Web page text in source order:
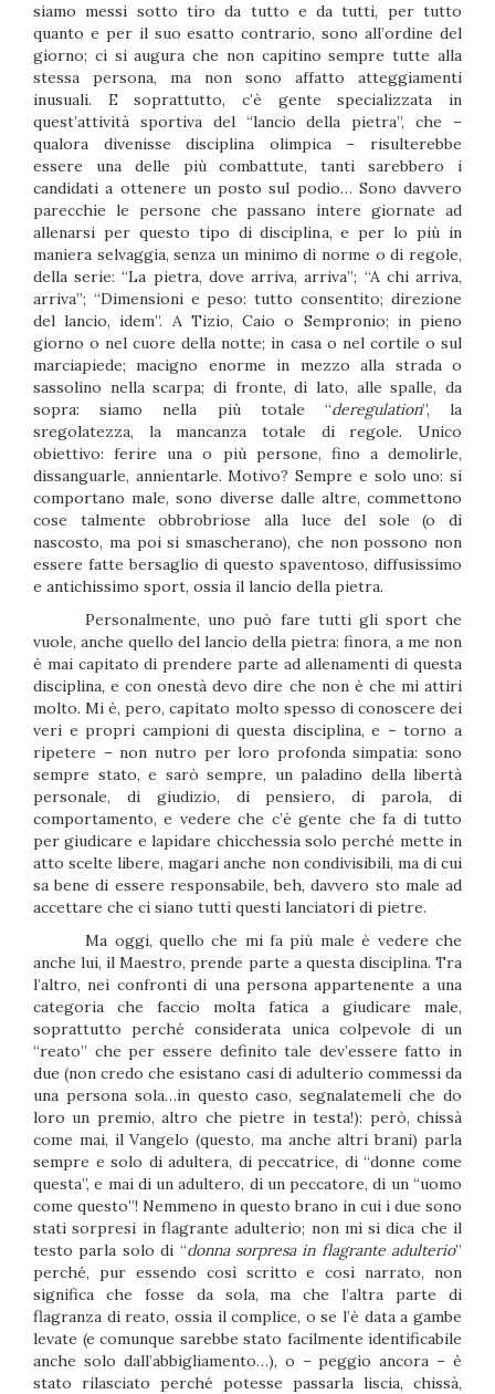
siamo messi sotto tiro da tutto e da tutti, per tutto
quanto e per il suo esatto contrario, sono all’ordine del
giorno; ci si augura che non capitino sempre tutte alla
stessa persona, ma non sono affatto atteggiamenti
inusuali. E soprattutto, c’è gente specializzata in
quest’attività sportiva del “lancio della pietra”, che –
qualora divenisse disciplina olimpica – risulterebbe
essere una delle più combattute, tanti sarebbero i
candidati a ottenere un posto sul podio… Sono davvero
parecchie le persone che passano intere giornate ad
allenarsi per questo tipo di disciplina, e per lo più in
maniera selvaggia, senza un minimo di norme o di regole,
della serie: “La pietra, dove arriva, arriva”; “A chi arriva,
arriva”; “Dimensioni e peso: tutto consentito; direzione
del lancio, idem”. A Tizio, Caio o Sempronio; in pieno
giorno o nel cuore della notte; in casa o nel cortile o sul
marciapiede; macigno enorme in mezzo alla strada o
sassolino nella scarpa; di fronte, di lato, alle spalle, da
sopra: siamo nella più totale “deregulation”, la
sregolatezza, la mancanza totale di regole. Unico
obiettivo: ferire una o più persone, fino a demolirle,
dissanguarle, annientarle. Motivo? Sempre e solo uno: si
comportano male, sono diverse dalle altre, commettono
cose talmente obbrobriose alla luce del sole (o di
nascosto, ma poi si smascherano), che non possono non
essere fatte bersaglio di questo spaventoso, diffusissimo
e antichissimo sport, ossia il lancio della pietra.
Personalmente, uno può fare tutti gli sport che
vuole, anche quello del lancio della pietra: finora, a me non
è mai capitato di prendere parte ad allenamenti di questa
disciplina, e con onestà devo dire che non è che mi attiri
molto. Mi è, pero, capitato molto spesso di conoscere dei
veri e propri campioni di questa disciplina, e – torno a
ripetere – non nutro per loro profonda simpatia: sono
sempre stato, e sarò sempre, un paladino della libertà
personale, di giudizio, di pensiero, di parola, di
comportamento, e vedere che c’è gente che fa di tutto
per giudicare e lapidare chicchessia solo perché mette in
atto scelte libere, magari anche non condivisibili, ma di cui
sa bene di essere responsabile, beh, davvero sto male ad
accettare che ci siano tutti questi lanciatori di pietre.
Ma oggi, quello che mi fa più male è vedere che
anche lui, il Maestro, prende parte a questa disciplina. Tra
l’altro, nei confronti di una persona appartenente a una
categoria che faccio molta fatica a giudicare male,
soprattutto perché considerata unica colpevole di un
“reato” che per essere definito tale dev’essere fatto in
due (non credo che esistano casi di adulterio commessi da
una persona sola…in questo caso, segnalatemeli che do
loro un premio, altro che pietre in testa!): però, chissà
come mai, il Vangelo (questo, ma anche altri brani) parla
sempre e solo di adultera, di peccatrice, di “donne come
questa”, e mai di un adultero, di un peccatore, di un “uomo
come questo”! Nemmeno in questo brano in cui i due sono
stati sorpresi in flagrante adulterio; non mi si dica che il
testo parla solo di “donna sorpresa in flagrante adulterio”
perché, pur essendo così scritto e così narrato, non
significa che fosse da sola, ma che l’altra parte di
flagranza di reato, ossia il complice, o se l’è data a gambe
levate (e comunque sarebbe stato facilmente identificabile
anche solo dall’abbigliamento…), o – peggio ancora – è
stato rilasciato perché potesse passarla liscia, chissà,